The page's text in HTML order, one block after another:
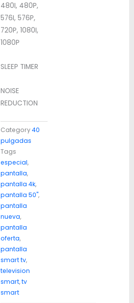
480I, 480P,
576I, 576P,
720P, 1080I,
1080P
SLEEP TIMER
NOISE
REDUCTION
Category40
pulgadas
Tags
especial,
pantalla,
pantalla 4k,
pantalla 50",
pantalla
nueva,
pantalla
oferta,
pantalla
smart tv,
television
smart,tv
smart